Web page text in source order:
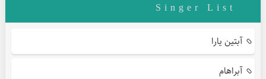
Singer List
آبتین یارا
آبراهام